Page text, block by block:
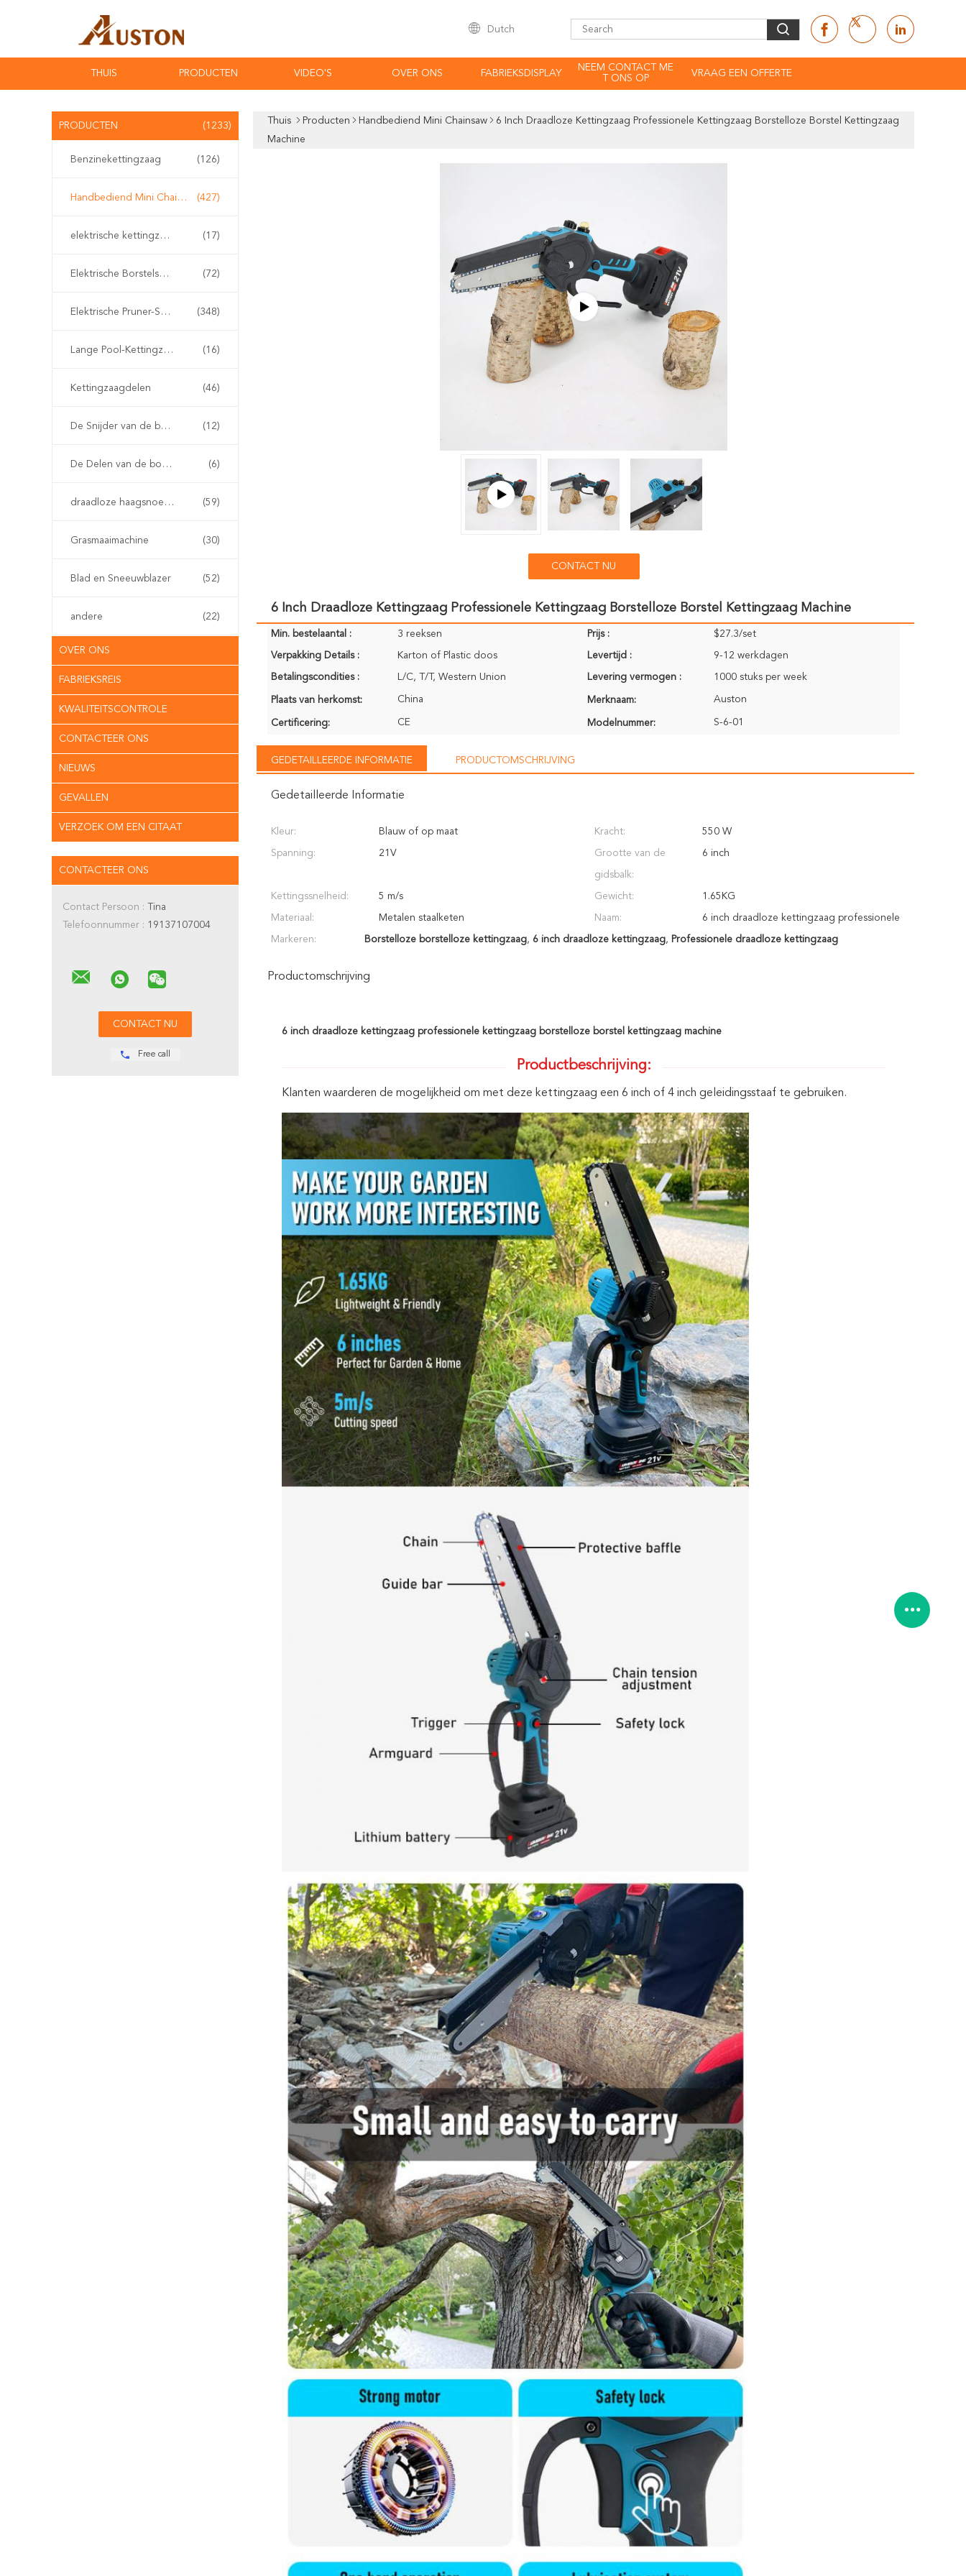
Dutch
THUIS PRODUCTEN VIDEO'S OVER ONS FABRIEKSDISPLAY
NEEM CONTACT ME
T ONS OP
VRAAG EEN OFFERTE
PRODUCTEN (1233)
Benzinekettingzaag (126)
Handbediend Mini Chainsaw (427)
elektrische kettingzaag (17)
Elektrische Borstelsnijder (72)
Elektrische Pruner-Scharen (348)
Lange Pool-Kettingzaag (16)
Kettingzaagdelen (46)
De Snijder van de benzineborstel (12)
De Delen van de borstelsnijder (6)
draadloze haagsnoeischaar (59)
Grasmaaimachine (30)
Blad en Sneeuwblazer (52)
andere (22)
OVER ONS
FABRIEKSREIS
KWALITEITSCONTROLE
CONTACTEER ONS
NIEUWS
GEVALLEN
VERZOEK OM EEN CITAAT
CONTACTEER ONS
Contact Persoon : Tina
Telefoonnummer : 19137107004
Free call
Thuis Producten Handbediend Mini Chainsaw
6 Inch Draadloze Kettingzaag Professionele Kettingzaag Borstelloze Borstel Kettingzaag
Machine
CONTACT NU
6 Inch Draadloze Kettingzaag Professionele Kettingzaag Borstelloze Borstel Kettingzaag Machine
Min. bestelaantal : 3 reeksen Prijs : $27.3/set
Verpakking Details : Karton of Plastic doos Levertijd : 9-12 werkdagen
Betalingscondities : L/C, T/T, Western Union Levering vermogen : 1000 stuks per week
Plaats van herkomst: China Merknaam: Auston
Certificering: CE Modelnummer: S-6-01
GEDETAILLEERDE INFORMATIE PRODUCTOMSCHRIJVING
Gedetailleerde Informatie
Kleur: Blauw of op maat Kracht: 550 W
Spanning: 21V Grootte van de
gidsbalk:
6 inch
Kettingssnelheid: 5 m/s Gewicht: 1.65KG
Materiaal: Metalen staalketen Naam: 6 inch draadloze kettingzaag professionele
Markeren: Borstelloze borstelloze kettingzaag, 6 inch draadloze kettingzaag, Professionele draadloze kettingzaag
Productomschrijving
6 inch draadloze kettingzaag professionele kettingzaag borstelloze borstel kettingzaag machine
Productbeschrijving:
Klanten waarderen de mogelijkheid om met deze kettingzaag een 6 inch of 4 inch geleidingsstaaf te gebruiken.